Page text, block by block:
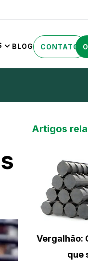
BLOG CONTATO
Artigos
Vergalhão:
que